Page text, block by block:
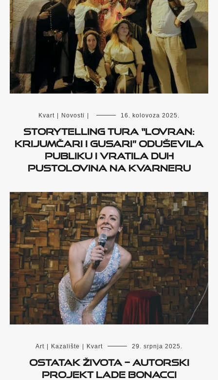
Kvart | Novosti | 16. kolovoza 2025.
Storytelling tura “Lovran:
krijumčari i gusari” oduševila
publiku i vratila duh
pustolovina na Kvarneru
Art | Kazalište | Kvart 29. srpnja 2025.
Ostatak života – autorski
projekt Lade Bonacci